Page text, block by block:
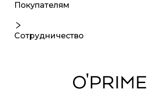
Покупателям
Сотрудничество